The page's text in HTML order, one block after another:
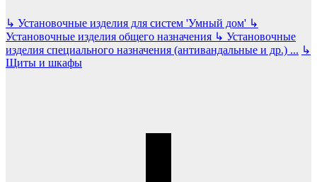
↳ Установочные изделия для систем 'Умный дом' ↳
Установочные изделия общего назначения ↳ Установочные
изделия специального назначения (антивандальные и др.) ... ↳
Щиты и шкафы